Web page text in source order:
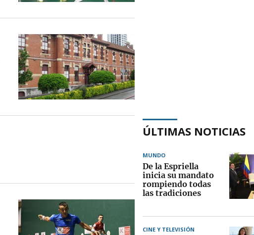
ÚLTIMAS NOTICIAS
MUNDO
De la Espriella
inicia su mandato
rompiendo todas
las tradiciones
CINE Y TELEVISIÓN